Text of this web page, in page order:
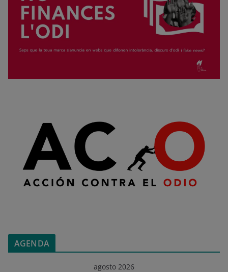
AGENDA
agosto 2026